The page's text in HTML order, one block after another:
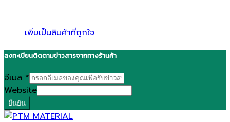
เพิ่มเป็นสินค้าที่ถูกใจ
ลงทะเบียนติดตามข่าวสารจากทางร้านค้า
อีเมล *
Website
ยืนยัน